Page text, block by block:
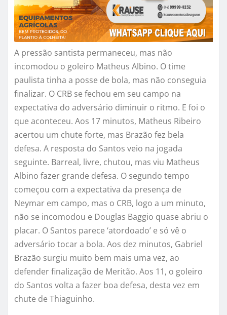
A pressão santista permaneceu, mas não
incomodou o goleiro Matheus Albino. O time
paulista tinha a posse de bola, mas não conseguia
finalizar. O CRB se fechou em seu campo na
expectativa do adversário diminuir o ritmo. E foi o
que aconteceu. Aos 17 minutos, Matheus Ribeiro
acertou um chute forte, mas Brazão fez bela
defesa. A resposta do Santos veio na jogada
seguinte. Barreal, livre, chutou, mas viu Matheus
Albino fazer grande defesa. O segundo tempo
começou com a expectativa da presença de
Neymar em campo, mas o CRB, logo a um minuto,
não se incomodou e Douglas Baggio quase abriu o
placar. O Santos parece ‘atordoado’ e só vê o
adversário tocar a bola. Aos dez minutos, Gabriel
Brazão surgiu muito bem mais uma vez, ao
defender finalização de Meritão. Aos 11, o goleiro
do Santos volta a fazer boa defesa, desta vez em
chute de Thiaguinho.